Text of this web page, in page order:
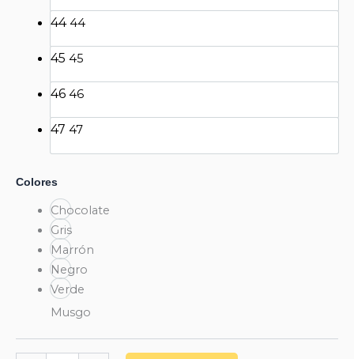
44 44
45 45
46 46
47 47
Colores
Chocolate
Gris
Marrón
Negro
Verde
Musgo